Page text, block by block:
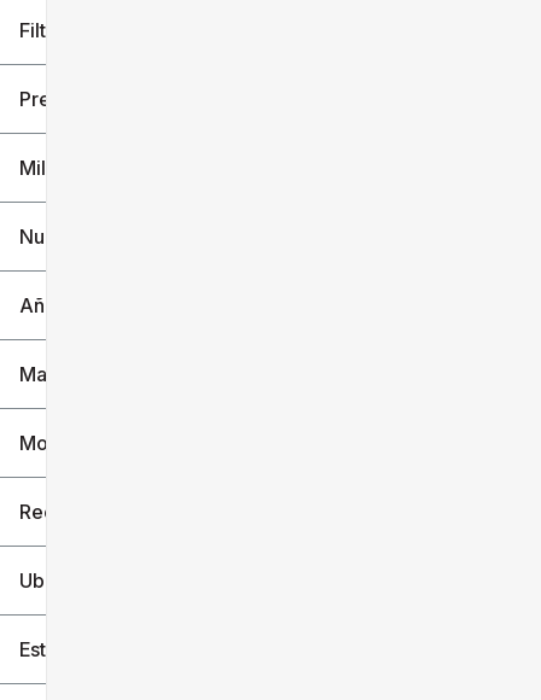
Filtros aplicados (3)
Bronco Sport
Precio
Millaje
Nuevo o usado
Año (1)
Marca (1)
Modelo (1)
Recorte
Ubicación
Estilo de carrocería